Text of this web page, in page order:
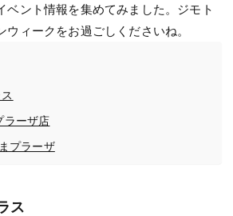
ベント情報を集めてみました。ジモト
ィークをお過ごしくださいね。
ラーザ店
プラーザ
ス